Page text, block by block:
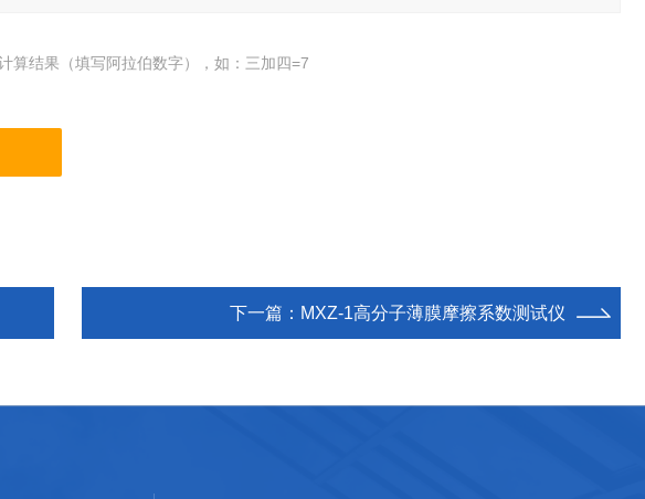
算结果（填写阿拉伯数字），如：三加四=7
下一篇： MXZ-1高分子薄膜摩擦系数测试仪